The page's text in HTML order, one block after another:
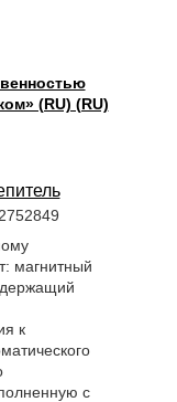
(RU) (RU)
магнитный
к
с